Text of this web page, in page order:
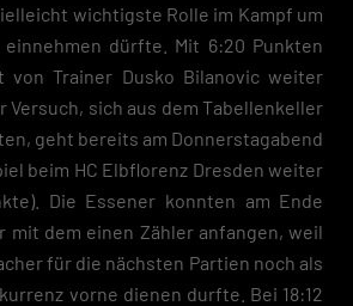
wichtigste Rolle im Kampf um
dürfte. Mit 6:20 Punkten
von Trainer Dusko Bilanovic weiter
Versuch, sich aus dem Tabellenkeller
geht bereits am Donnerstagabend
beim HC Elbflorenz Dresden weiter
Die Essener konnten am Ende
mit dem einen Zähler anfangen, weil
für die nächsten Partien noch als
vorne dienen durfte. Bei 18:12